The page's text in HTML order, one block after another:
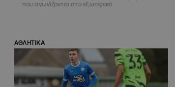
που αγωνίζονται στο εξωτερικό
ΑΘΛΗΤΙΚΑ